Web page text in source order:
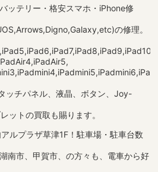
ッテリー・格安スマホ・iPhone修
の修理。
ッチパネル、液晶、ボタン、Joy-
ットの買取も賜ります。
ルプラザ草津1F！駐車場・駐車台数
南市、甲賀市、の方々も、電車から好